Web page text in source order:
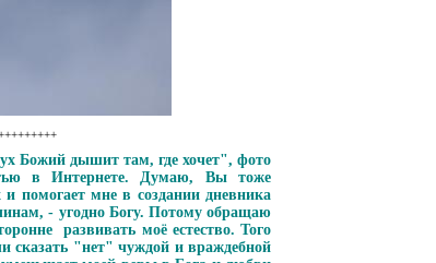
Божий дышит там, где хочет", фото
в Интернете. Думаю, Вы тоже
помогает мне в создании дневника
- угодно Богу. Потому обращаю
развивать моё естество. Того
сказать "нет" чуждой и враждебной